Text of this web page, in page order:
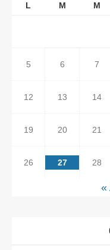
L M M
5 6 7
12 13 14
19 20 21
26 27 28
«